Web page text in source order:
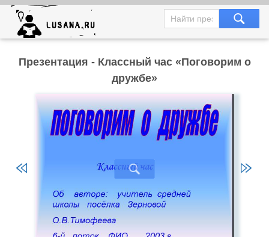
Презентация - Классный час «Поговорим о
дружбе»